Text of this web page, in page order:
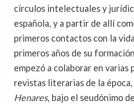
círculos intelectuales y
española, y a partir de allí
primeros contactos con la
primeros años de su
empezó a colaborar en varias
revistas literarias de la época,
Henares, bajo el seudónimo de